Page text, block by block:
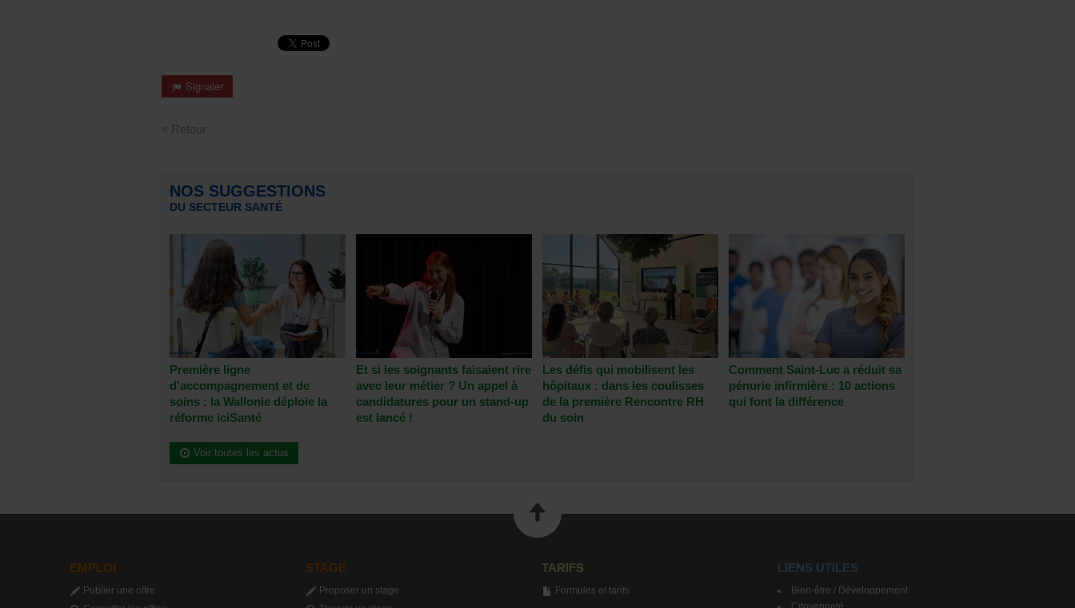
Signaler
« Retour
NOS SUGGESTIONS
DU SECTEUR SANTÉ
Première ligne
d'accompagnement et de
soins : la Wallonie déploie la
réforme iciSanté
Et si les soignants faisaient rire
avec leur métier ? Un appel à
candidatures pour un stand-up
est lancé !
Les défis qui mobilisent les
hôpitaux : dans les coulisses
de la première Rencontre RH
du soin
Comment Saint-Luc a réduit sa
pénurie infirmière : 10 actions
qui font la différence
Voir toutes les actus
EMPLOI
Publier une offre
STAGE
Proposer un stage
TARIFS
Formules et tarifs
LIENS UTILES
Bien-être / Développement